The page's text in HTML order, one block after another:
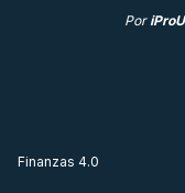
Por
Finanzas 4.0